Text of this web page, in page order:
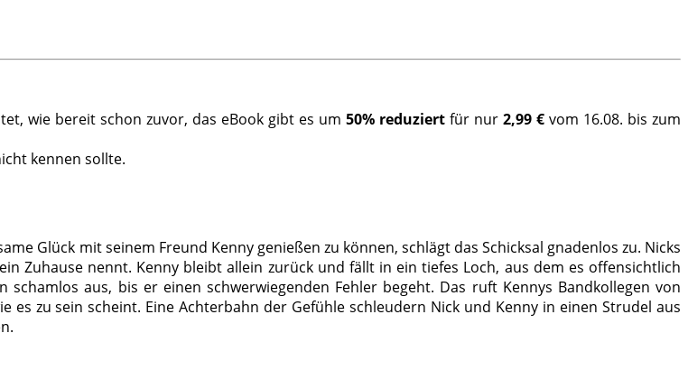
wie bereit schon zuvor, das eBook gibt es um 50% reduziert für nur 2,99 € vom 16.08. bis zum
kennen sollte.
Glück mit seinem Freund Kenny genießen zu können, schlägt das Schicksal gnadenlos zu. Nicks
Zuhause nennt. Kenny bleibt allein zurück und fällt in ein tiefes Loch, aus dem es offensichtlich
aus, bis er einen schwerwiegenden Fehler begeht. Das ruft Kennys Bandkollegen von
es zu sein scheint. Eine Achterbahn der Gefühle schleudern Nick und Kenny in einen Strudel aus